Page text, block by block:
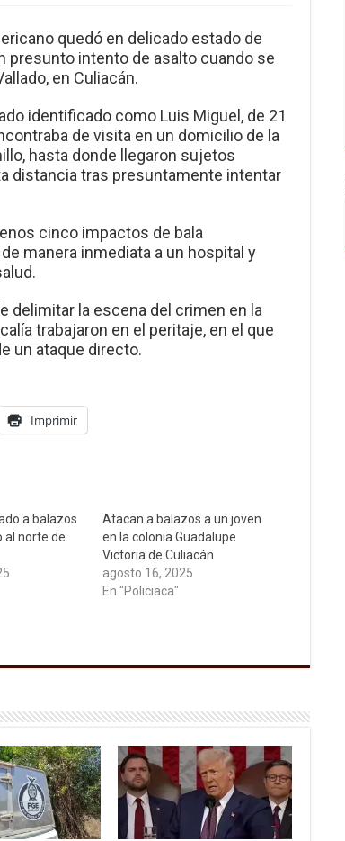
quedó en delicado estado de
presunto intento de asalto cuando se
en Culiacán.
identificado como Luis Miguel, de 21
de visita en un domicilio de la
hasta donde llegaron sujetos
distancia tras presuntamente intentar
cinco impactos de bala
manera inmediata a un hospital y
delimitar la escena del crimen en la
trabajaron en el peritaje, en el que
un ataque directo.
Imprimir
a balazos
al norte de
Atacan a balazos a un joven
en la colonia Guadalupe
Victoria de Culiacán
agosto 16, 2025
En "Policiaca"